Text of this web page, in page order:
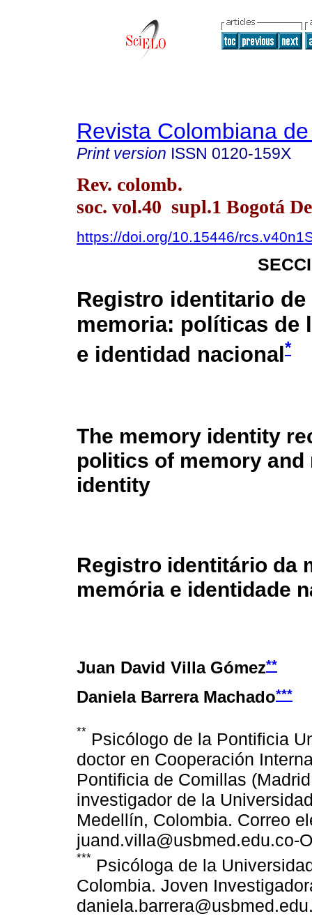
Revista Colombiana
Print version ISSN 0120-159X
Rev. colomb.
soc. vol.40 supl.1 Bogotá
https://doi.org/10.15446/
Registro identitario de
memoria: políticas de
e identidad nacional *
The memory identity
politics of memory and
identity
Registro identitário da
memória e identidade
Juan David Villa Gómez**
Daniela Barrera Machado***
** Psicólogo de la Pontificia
doctor en Cooperación
Pontificia de Comillas
investigador de la
Medellín, Colombia. Correo
juand.villa@usbmed.edu.co-
*** Psicóloga de la
Colombia. Joven